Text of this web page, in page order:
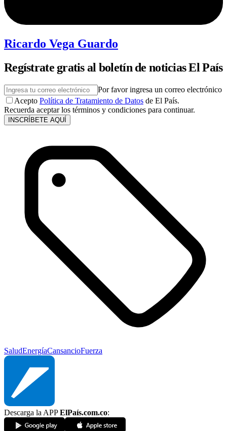
Ricardo Vega Guardo
Regístrate gratis al boletín de noticias El País
Por favor ingresa un correo electrónico
Acepto Política de Tratamiento de Datos de El País.
Recuerda aceptar los términos y condiciones para continuar.
INSCRÍBETE AQUÍ
SaludEnergíaCansancioFuerza
Descarga la APPElPaís.com.co: